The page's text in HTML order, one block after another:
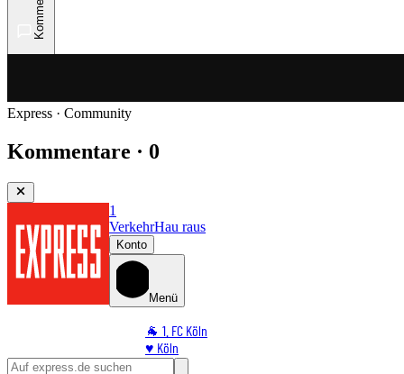
Express · Community
Kommentare · 0
1
VerkehrHau raus
Konto
Menü
🐐 1. FC Köln
♥️ Köln
⭐ Promi